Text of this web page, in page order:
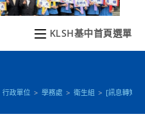
KLSH基中首頁選單
行政單位 > 學務處 > 衛生組 > [訊息轉知]